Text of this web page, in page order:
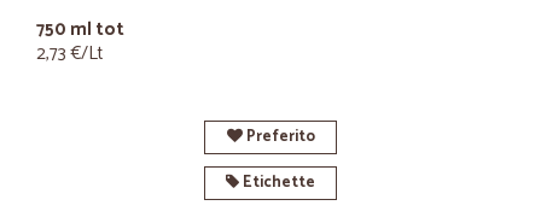
750 ml tot
2,73 €/Lt
Preferito
Etichette